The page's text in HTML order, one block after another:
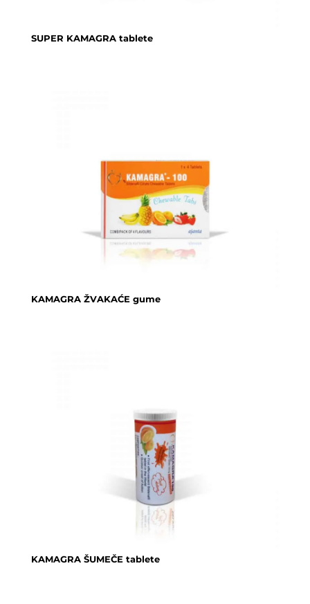
SUPER KAMAGRA tablete
KAMAGRA ŽVAKAĆE gume
KAMAGRA ŠUMEČE tablete